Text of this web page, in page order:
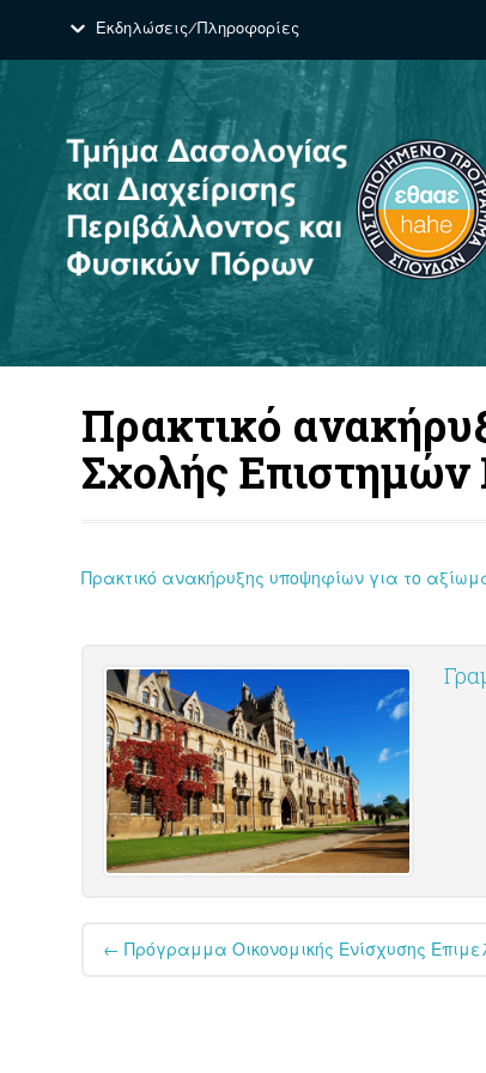
Εκδηλώσεις/Πληροφορίες
Πρακτικό
Σχολής Επιστημών
Πρακτικό ανακήρυξης υποψηφίων για το
Post
navigation
← Πρόγραμμα Οικονομικής Ενίσχυσης